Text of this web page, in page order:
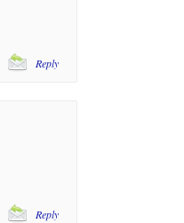
Reply
Reply